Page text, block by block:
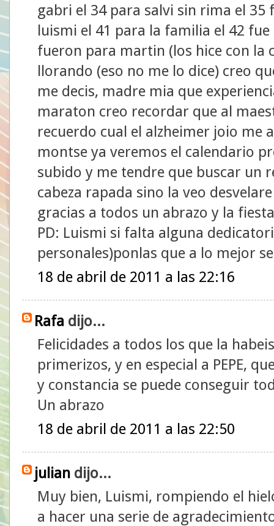
gabri el 34 para salvi sin rima el
luismi el 41 para la familia el 42
fueron para martin (los hice con la
llorando (eso no me lo dice) creo
me decis, madre mia que
maraton creo recordar que al
recuerdo cual el alzheimer joio me
montse ya veremos el calendario
subido y me tendre que buscar un
cabeza rapada sino la veo
gracias a todos un abrazo y la
PD: Luismi si falta alguna
personales)ponlas que a lo mejor
18 de abril de 2011 a las 22:16
Rafa dijo...
Felicidades a todos los que la
primerizos, y en especial a PEPE,
y constancia se puede conseguir
Un abrazo
18 de abril de 2011 a las 22:50
julian dijo...
Muy bien, Luismi, rompiendo el
a hacer una serie de